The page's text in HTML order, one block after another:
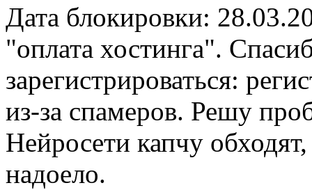
Дата блокировки:
"оплата хостинга".
зарегистрироваться:
из-за спамеров. Решу
Нейросети капчу
надоело.